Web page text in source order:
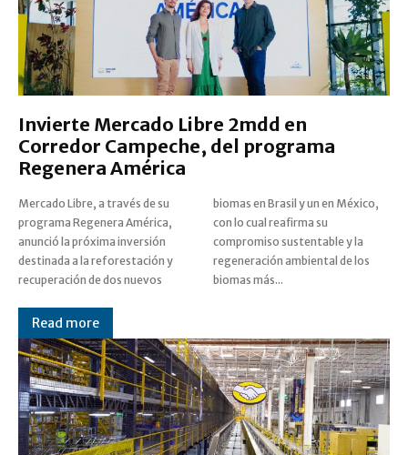
Invierte Mercado Libre 2mdd en
Corredor Campeche, del programa
Regenera América
Mercado Libre, a través de su
programa Regenera América,
anunció la próxima inversión
destinada a la reforestación y
recuperación de dos nuevos
biomas en Brasil y un en México,
con lo cual reafirma su
compromiso sustentable y la
regeneración ambiental de los
biomas más...
Read more